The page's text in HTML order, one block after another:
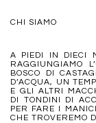
CHI SIAMO
A PIEDI IN DIECI
RAGGIUNGIAMO
BOSCO DI
D’ACQUA, UN
E GLI ALTRI
DI TONDINI DI
PER FARE I
CHE TROVEREMO